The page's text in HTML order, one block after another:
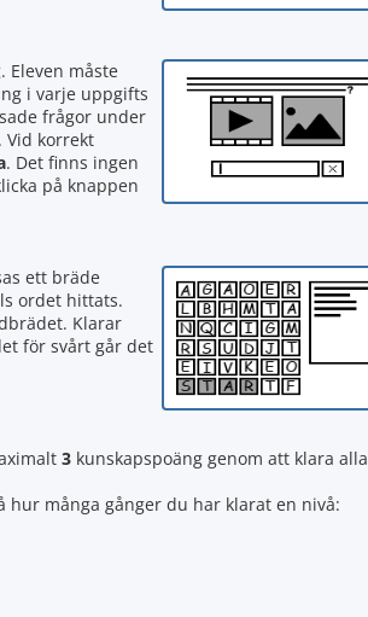
Eleven måste
i varje uppgifts
frågor under
Vid korrekt
. Det finns ingen
på knappen
ett bräde
ordet hittats.
Klarar
för svårt går det
3 kunskapspoäng genom att klara alla
hur många gånger du har klarat en nivå: